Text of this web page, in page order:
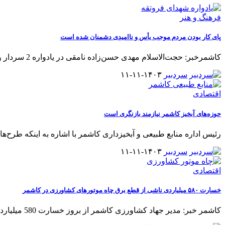
فرهنگ و هنر
پای کار بودن مردم موجب یأس و ناامیدی دشمنان شده است
کاشمرخبر: حجت‌الاسلام مهدی حسن‌زاده نامقی در یادواره 2 سردار و 43 شهید
سردبیر ۱۴۰۳-۱۱-۱۱
اقتصادی
حوزه‌های آبخیز کاشمر نیازمند بازنگری است
رئیس اداره منابع طبیعی و آبخیزداری کاشمر با اشاره به اینکه
سردبیر ۱۴۰۳-۱۱-۱۱
اقتصادی
خسارت ۵۸۰ میلیاردی ناشی از قطع برق چاه موتورهای کشاورزی در کاشمر
کاشمر خبر: مدیر جهاد کشاورزی کاشمر از بروز خسارت 580 میلیارد تومانی